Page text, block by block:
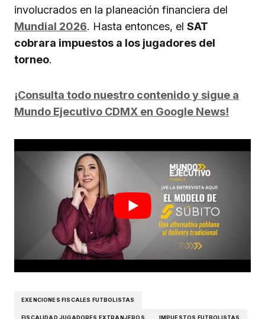
involucrados en la planeación financiera del
Mundial 2026. Hasta entonces, el SAT
cobrara impuestos a los jugadores del
torneo.
¡Consulta todo nuestro contenido y sigue a
Mundo Ejecutivo CDMX en Google News!
EXENCIONES FISCALES FUTBOLISTAS
FISCALIDAD JUGADORES EXTRANJEROS IMPUESTOS FUTBOLISTAS